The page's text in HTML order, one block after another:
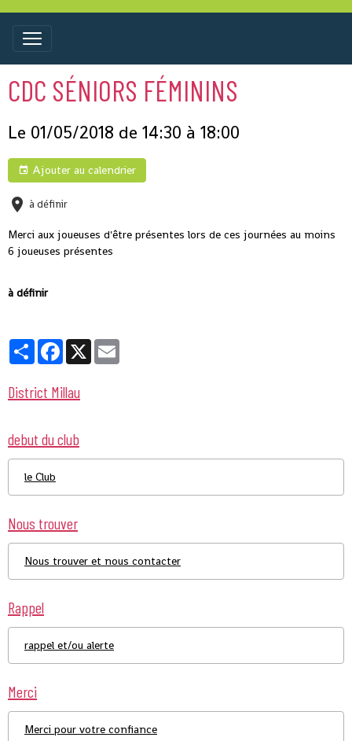
CDC SÉNIORS FÉMININS
Le 01/05/2018 de 14:30 à 18:00
Ajouter au calendrier
à définir
Merci aux joueuses d'être présentes lors de ces journées au moins
6 joueuses présentes
à définir
PartagerFacebook
X
District Millau
debut du club
le Club
Nous trouver
Nous trouver et nous contacter
Rappel
rappel et/ou alerte
Merci
Merci pour votre confiance